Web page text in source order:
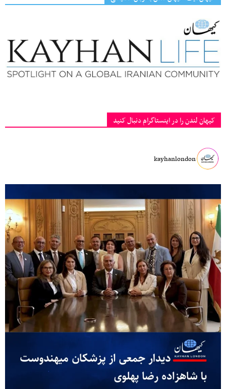
کیهان لندن را در اینستاگرام دنبال کنید
kayhanlondon